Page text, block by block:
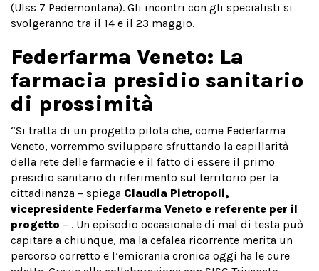
(Ulss 7 Pedemontana). Gli incontri con gli specialisti si
svolgeranno tra il 14 e il 23 maggio.
Federfarma Veneto: La
farmacia presidio sanitario
di prossimità
“Si tratta di un progetto pilota che, come Federfarma
Veneto, vorremmo sviluppare sfruttando la capillarità
della rete delle farmacie e il fatto di essere il primo
presidio sanitario di riferimento sul territorio per la
cittadinanza – spiega Claudia Pietropoli,
vicepresidente Federfarma Veneto e referente per il
progetto – . Un episodio occasionale di mal di testa può
capitare a chiunque, ma la cefalea ricorrente merita un
percorso corretto e l’emicrania cronica oggi ha le cure